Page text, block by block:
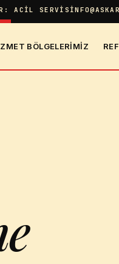
ACIL SERVIS
BÖLGELERIMIZ